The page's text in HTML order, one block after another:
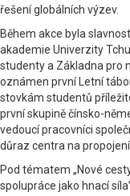
řešení globálních výzev.
Během akce byla
akademie Univerzity
studenty a Základna pro
oznámen první Letní
stovkám studentů
první skupině čínsko-
vedoucí pracovníci
důraz centra na
Pod tématem „Nové
spolupráce jako hnací